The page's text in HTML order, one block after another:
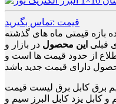
قیمت :تماس بگیرید
بازه قیمتی ماه های گذشته
قبلی این محصول در بازار و
از حدود قیمت ها است و
برق کابل برق لیست قیمت
یزد کابل البرز سیم و